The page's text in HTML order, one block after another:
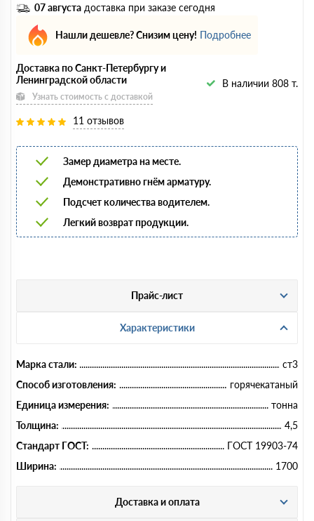
07 августа доставка при заказе сегодня
Нашли дешевле? Снизим цену! Подробнее
Доставка по Санкт-Петербургу и
Ленинградской области
Узнать стоимость с доставкой
В наличии 808 т.
11 отзывов
Замер диаметра на месте.
Демонстративно гнём арматуру.
Подсчет количества водителем.
Легкий возврат продукции.
Прайс-лист
Характеристики
Марка стали:
ст3
Способ изготовления:
горячекатаный
Единица измерения:
тонна
Толщина:
4,5
Стандарт ГОСТ:
ГОСТ 19903-74
Ширина:
1700
Доставка и оплата